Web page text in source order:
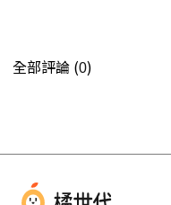
全部評論 (0)